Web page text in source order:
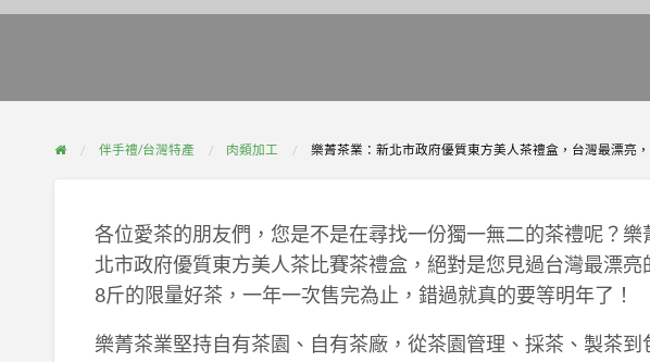
伴手禮/台灣特產 肉類加工 樂菁茶業：新北市政府優質東方美人茶禮盒，台灣最漂亮
各位愛茶的朋友們，您是不是在尋找一份獨一無二的茶禮呢？
北市政府優質東方美人茶比賽茶禮盒，絕對是您見過台灣最漂
8斤的限量好茶，一年一次售完為止，錯過就真的要等明年了！
樂菁茶業堅持自有茶園、自有茶廠，從茶園管理、採茶、製茶